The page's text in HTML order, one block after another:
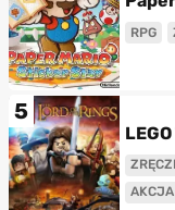
RPG
5
AKCJA